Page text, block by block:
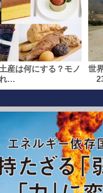
産は何にする？モノ
…
世